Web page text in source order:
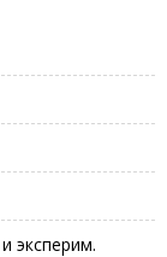
эксперим.